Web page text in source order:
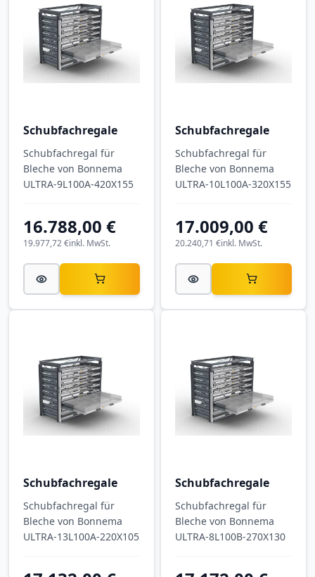
Schubfachregale
Schubfachregal für
Bleche von Bonnema
ULTRA-9L100A-420X155
16.788,00 €
inkl. MwSt.
19.977,72 €
Schubfachregale
Schubfachregal für
Bleche von Bonnema
ULTRA-10L100A-320X155
17.009,00 €
inkl. MwSt.
20.240,71 €
Schubfachregale
Schubfachregal für
Bleche von Bonnema
ULTRA-13L100A-220X105
Schubfachregale
Schubfachregal für
Bleche von Bonnema
ULTRA-8L100B-270X130